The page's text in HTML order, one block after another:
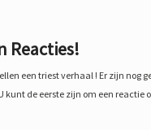
Reacties!
een triest verhaal ! Er zijn nog
kunt de eerste zijn om een reactie